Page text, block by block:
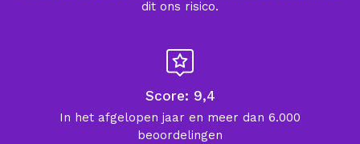
dit ons risico.
Score: 9,4
In het afgelopen jaar en meer dan 6.000
beoordelingen